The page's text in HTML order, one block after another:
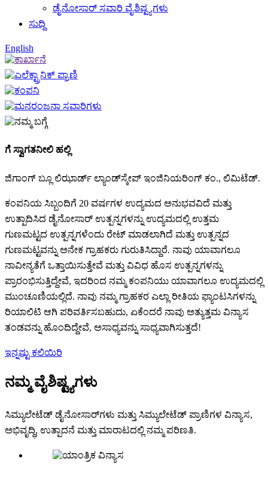
ಡೈನೋಸಾರ್ ಸವಾರಿ ವೈಶಿಷ್ಟ್ಯಗಳು
ಸುದ್ದಿ
English
ಗೆ ಸ್ವಾಗತನೀಲಿ ಹಲ್ಲಿ
ಜಿಗಾಂಗ್ ಬ್ಲೂ ಲಿಝಾರ್ಡ್ ಲ್ಯಾಂಡ್‌ಸ್ಕೇಪ್ ಇಂಜಿನಿಯರಿಂಗ್ ಕಂ., ಲಿಮಿಟೆಡ್.
ಕಂಪನಿಯ ಸಿಬ್ಬಂದಿಗೆ 20 ವರ್ಷಗಳ ಉದ್ಯಮದ ಅನುಭವವಿದೆ ಮತ್ತು
ಉತ್ಪಾದಿಸಿದ ಡೈನೋಸಾರ್ ಉತ್ಪನ್ನಗಳನ್ನು ಉದ್ಯಮದಲ್ಲಿ ಉತ್ತಮ
ಗುಣಮಟ್ಟದ ಉತ್ಪನ್ನಗಳೆಂದು ರೇಟ್ ಮಾಡಲಾಗಿದೆ ಮತ್ತು ಉತ್ಪನ್ನದ
ಗುಣಮಟ್ಟವನ್ನು ಅನೇಕ ಗ್ರಾಹಕರು ಗುರುತಿಸಿದ್ದಾರೆ. ನಾವು ಯಾವಾಗಲೂ
ನಾವೀನ್ಯತೆಗೆ ಒತ್ತಾಯಿಸುತ್ತೇವೆ ಮತ್ತು ವಿವಿಧ ಹೊಸ ಉತ್ಪನ್ನಗಳನ್ನು
ಪ್ರಾರಂಭಿಸುತ್ತಿದ್ದೇವೆ, ಇದರಿಂದ ನಮ್ಮ ಕಂಪನಿಯು ಯಾವಾಗಲೂ ಉದ್ಯಮದಲ್ಲಿ
ಮುಂಚೂಣಿಯಲ್ಲಿದೆ. ನಾವು ನಮ್ಮ ಗ್ರಾಹಕರ ಎಲ್ಲಾ ರೀತಿಯ ಫ್ಯಾಂಟಸಿಗಳನ್ನು
ರಿಯಾಲಿಟಿ ಆಗಿ ಪರಿವರ್ತಿಸಬಹುದು, ಏಕೆಂದರೆ ನಾವು ಅತ್ಯುತ್ತಮ ವಿನ್ಯಾಸ
ತಂಡವನ್ನು ಹೊಂದಿದ್ದೇವೆ, ಅಸಾಧ್ಯವನ್ನು ಸಾಧ್ಯವಾಗಿಸುತ್ತದೆ!
ಇನ್ನಷ್ಟು ಕಲಿಯಿರಿ
ನಮ್ಮ ವೈಶಿಷ್ಟ್ಯಗಳು
ಸಿಮ್ಯುಲೇಟೆಡ್ ಡೈನೋಸಾರ್‌ಗಳು ಮತ್ತು ಸಿಮ್ಯುಲೇಟೆಡ್ ಪ್ರಾಣಿಗಳ ವಿನ್ಯಾಸ,
ಅಭಿವೃದ್ಧಿ, ಉತ್ಪಾದನೆ ಮತ್ತು ಮಾರಾಟದಲ್ಲಿ ನಮ್ಮ ಪರಿಣತಿ.